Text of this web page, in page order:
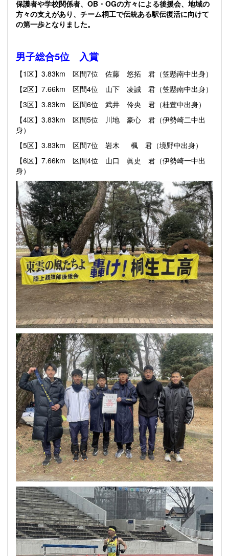
保護者や学校関係者、OB・OGの方々による後援会、地域の
方々の支えがあり、チーム桐工で伝統ある駅伝復活に向けて
の第一歩となりました。
男子総合5位 入賞
【1区】3.83km 区間7位 佐藤 悠拓 君（笠懸南中出身）
【2区】7.66km 区間4位 山下 凌誠 君（笠懸南中出身）
【3区】3.83km 区間6位 武井 伶央 君（桂萱中出身）
【4区】3.83km 区間5位 川地 豪心 君（伊勢崎二中出
身）
【5区】3.83km 区間7位 岩木 楓 君（境野中出身）
【6区】7.66km 区間4位 山口 眞史 君（伊勢崎一中出
身）